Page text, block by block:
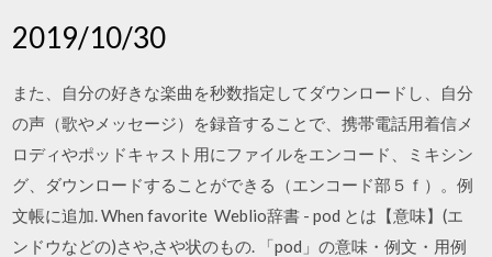
2019/10/30
また、自分の好きな楽曲を秒数指定してダウンロードし、自分
の声（歌やメッセージ）を録音することで、携帯電話用着信メ
ロディやポッドキャスト用にファイルをエンコード、ミキシン
グ、ダウンロードすることができる（エンコード部５ｆ）。例
文帳に追加. When favorite Weblio辞書 - pod とは【意味】(エ
ンドウなどの)さや,さや状のもの. 「pod」の意味・例文・用例